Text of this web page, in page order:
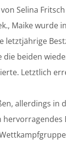
Selina
Maike wurde
letztjährige
beiden
Letztlich
allerdings in